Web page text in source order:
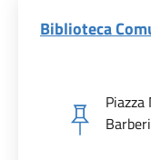
Biblioteca